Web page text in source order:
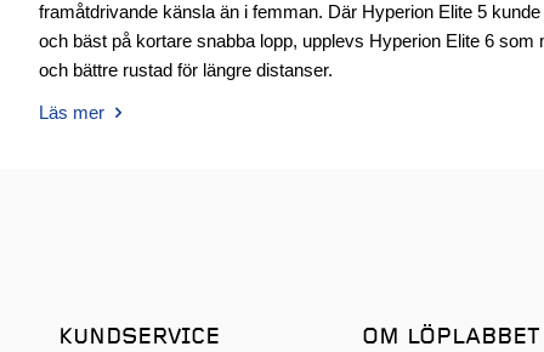
framåtdrivande känsla än i femman. Där Hyperion Elite 5
och bäst på kortare snabba lopp, upplevs Hyperion Elite 6 som
och bättre rustad för längre distanser.
Läs mer
KUNDSERVICE OM LÖPLABBET